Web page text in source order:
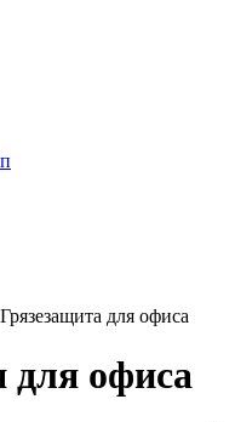
Грязезащита для офиса
офиса